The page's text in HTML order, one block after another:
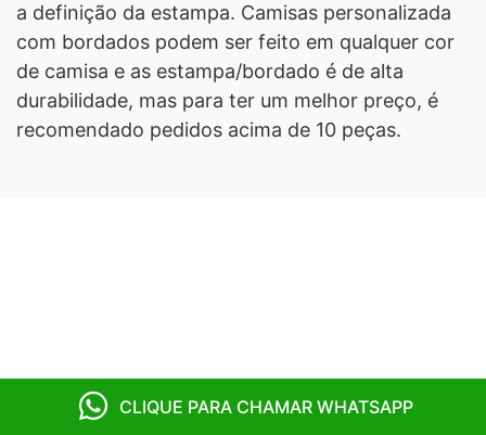
a definição da estampa. Camisas personalizada
com bordados podem ser feito em qualquer cor
de camisa e as estampa/bordado é de alta
durabilidade, mas para ter um melhor preço, é
recomendado pedidos acima de 10 peças.
CLIQUE PARA CHAMAR WHATSAPP